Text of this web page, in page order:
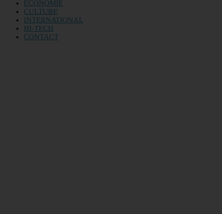
ECONOMIE
CULTURE
INTERNATIONAL
HI-TECH
CONTACT